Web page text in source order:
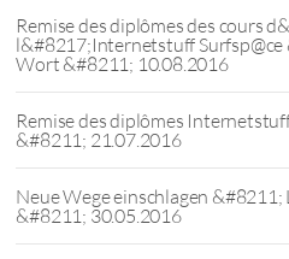
Remise des diplômes des cours
l&#8217;Internetstuff
Wort &#8211; 10.08.2016
Remise des diplômes
&#8211; 21.07.2016
Neue Wege einschlagen
&#8211; 30.05.2016